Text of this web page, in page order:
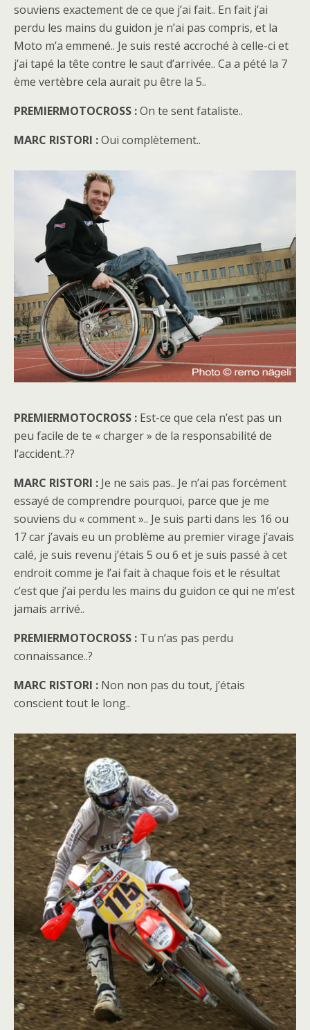
souviens exactement de ce que j’ai fait.. En fait j’ai
perdu les mains du guidon je n’ai pas compris, et la
Moto m’a emmené.. Je suis resté accroché à celle-ci et
j’ai tapé la tête contre le saut d’arrivée.. Ca a pété la 7
ème vertèbre cela aurait pu être la 5..
PREMIERMOTOCROSS :On te sent fataliste..
MARC RISTORI :Oui complètement..
PREMIERMOTOCROSS : Est-ce que cela n’est pas un
peu facile de te « charger » de la responsabilité de
l’accident..??
MARC RISTORI : Je ne sais pas.. Je n’ai pas forcément
essayé de comprendre pourquoi, parce que je me
souviens du « comment ».. Je suis parti dans les 16 ou
17 car j’avais eu un problème au premier virage j’avais
calé, je suis revenu j’étais 5 ou 6 et je suis passé à cet
endroit comme je l’ai fait à chaque fois et le résultat
c’est que j’ai perdu les mains du guidon ce qui ne m’est
jamais arrivé..
PREMIERMOTOCROSS : Tu n’as pas perdu
connaissance..?
MARC RISTORI : Non non pas du tout, j’étais
conscient tout le long..